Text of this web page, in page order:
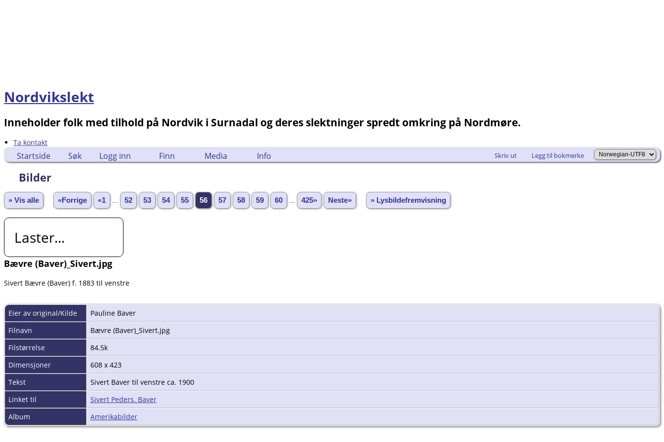
Nordvikslekt
Inneholder folk med tilhold på Nordvik i Surnadal og deres slektninger spredt omkring på Nordmøre.
Ta kontakt
Startside Søk Logg inn Finn Media Info Skriv ut Legg til bokmerke
Bilder
» Vis alle «Forrige «1 52 53 54 55 56 57 58 59 60 425» Neste» » Lysbildefremvisning
Laster...
Bævre (Baver)_Sivert.jpg
Sivert Bævre (Baver) f. 1883 til venstre
Eier av original/Kilde
Pauline Baver
Filnavn
Bævre (Baver)_Sivert.jpg
Filstørrelse
84.5k
Dimensjoner
608 x 423
Tekst
Sivert Baver til venstre ca. 1900
Linket til
Sivert Peders. Baver
Album
Amerikabilder